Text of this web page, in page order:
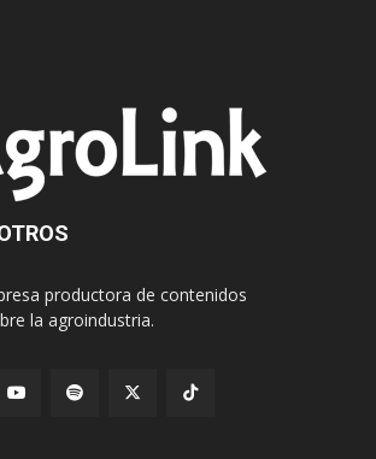
productora de contenidos
la agroindustria.